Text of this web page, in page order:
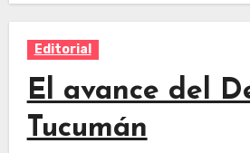
Editorial
El avance del
Tucumán